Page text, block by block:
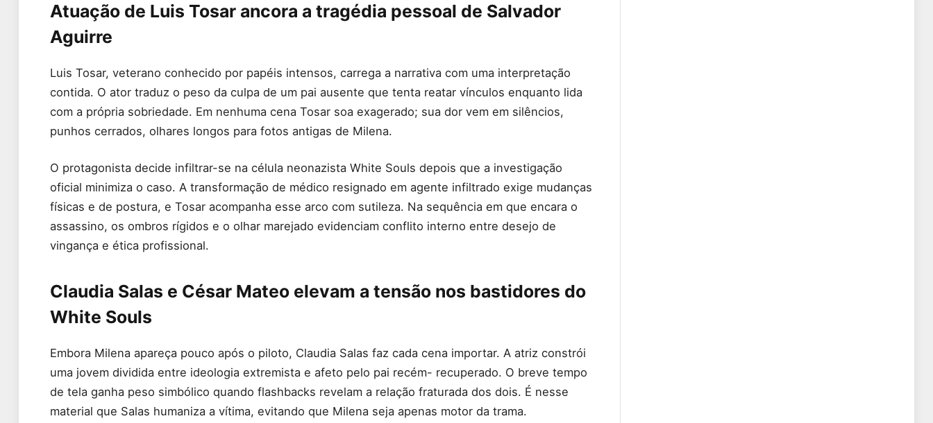
Atuação de Luis Tosar ancora a tragédia pessoal de Salvador
Aguirre
Luis Tosar, veterano conhecido por papéis intensos, carrega a narrativa com uma interpretação
contida. O ator traduz o peso da culpa de um pai ausente que tenta reatar vínculos enquanto lida
com a própria sobriedade. Em nenhuma cena Tosar soa exagerado; sua dor vem em silêncios,
punhos cerrados, olhares longos para fotos antigas de Milena.
O protagonista decide infiltrar-se na célula neonazista White Souls depois que a investigação
oficial minimiza o caso. A transformação de médico resignado em agente infiltrado exige mudanças
físicas e de postura, e Tosar acompanha esse arco com sutileza. Na sequência em que encara o
assassino, os ombros rígidos e o olhar marejado evidenciam conflito interno entre desejo de
vingança e ética profissional.
Claudia Salas e César Mateo elevam a tensão nos bastidores do
White Souls
Embora Milena apareça pouco após o piloto, Claudia Salas faz cada cena importar. A atriz constrói
uma jovem dividida entre ideologia extremista e afeto pelo pai recém- recuperado. O breve tempo
de tela ganha peso simbólico quando flashbacks revelam a relação fraturada dos dois. É nesse
material que Salas humaniza a vítima, evitando que Milena seja apenas motor da trama.